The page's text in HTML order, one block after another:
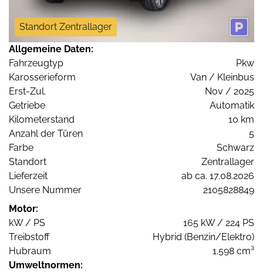
Standort Zentrallager
Allgemeine Daten:
Fahrzeugtyp
Pkw
Karosserieform
Van / Kleinbus
Erst-Zul.
Nov / 2025
Getriebe
Automatik
Kilometerstand
10 km
Anzahl der Türen
5
Farbe
Schwarz
Standort
Zentrallager
Lieferzeit
ab ca. 17.08.2026
Unsere Nummer
2105828849
Motor:
kW / PS
165 kW / 224 PS
Treibstoff
Hybrid (Benzin/Elektro)
Hubraum
1.598 cm³
Umweltnormen: